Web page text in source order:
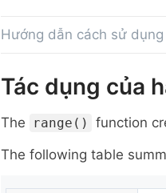
Hướng dẫn cách sử
Tác dụng của
The range()
function
The following table